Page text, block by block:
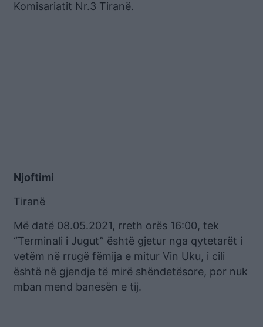
Komisariatit Nr.3 Tiranë.
Njoftimi
Tiranë
Më datë 08.05.2021, rreth orës 16:00, tek
“Terminali i Jugut” është gjetur nga qytetarët i
vetëm në rrugë fëmija e mitur Vin Uku, i cili
është në gjendje të mirë shëndetësore, por nuk
mban mend banesën e tij.